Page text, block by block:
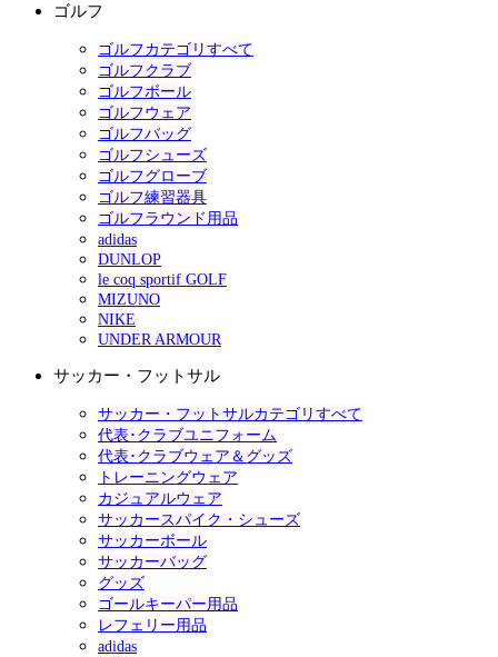
ゴルフ
ゴルフカテゴリすべて
ゴルフクラブ
ゴルフボール
ゴルフウェア
ゴルフバッグ
ゴルフシューズ
ゴルフグローブ
ゴルフ練習器具
ゴルフラウンド用品
adidas
DUNLOP
le coq sportif GOLF
MIZUNO
NIKE
UNDER ARMOUR
サッカー・フットサル
サッカー・フットサルカテゴリすべて
代表･クラブユニフォーム
代表･クラブウェア＆グッズ
トレーニングウェア
カジュアルウェア
サッカースパイク・シューズ
サッカーボール
サッカーバッグ
グッズ
ゴールキーパー用品
レフェリー用品
adidas